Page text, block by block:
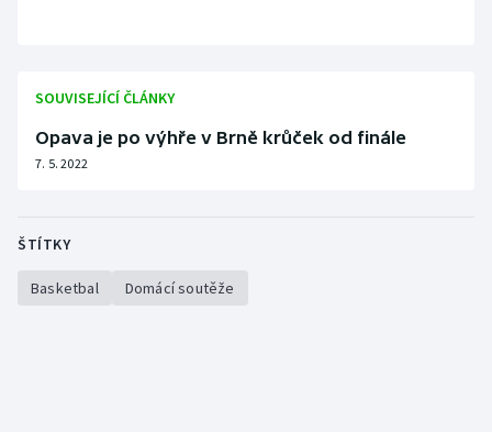
SOUVISEJÍCÍ ČLÁNKY
Opava je po výhře v Brně krůček od finále
7. 5. 2022
ŠTÍTKY
Basketbal Domácí soutěže